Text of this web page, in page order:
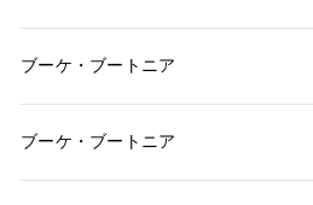
ブーケ・ブートニア
ブーケ・ブートニア